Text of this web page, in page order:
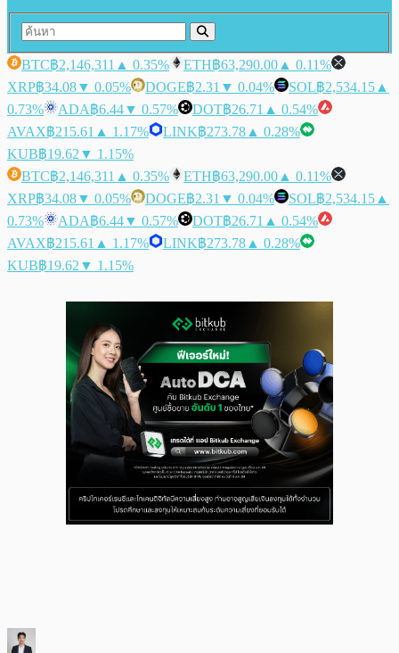
BTC฿2,146,311 ▲ 0.35% ETH฿63,290.00 ▲ 0.11%
XRP฿34.08▼ 0.05% DOGE฿2.31 ▼ 0.04% SOL฿2,534.15 ▲
0.73%
ADA฿6.44▼ 0.57% DOT฿26.71 ▲ 0.54%
AVAX฿215.61 ▲ 1.17% LINK฿273.78 ▲ 0.28%
KUB฿19.62 ▼ 1.15%
BTC฿2,146,311 ▲ 0.35% ETH฿63,290.00 ▲ 0.11%
XRP฿34.08▼ 0.05% DOGE฿2.31 ▼ 0.04% SOL฿2,534.15 ▲
0.73%
ADA฿6.44▼ 0.57% DOT฿26.71 ▲ 0.54%
AVAX฿215.61 ▲ 1.17% LINK฿273.78 ▲ 0.28%
KUB฿19.62 ▼ 1.15%